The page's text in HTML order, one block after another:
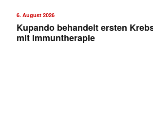
6. August 2026
Kupando behandelt ersten
mit Immuntherapie